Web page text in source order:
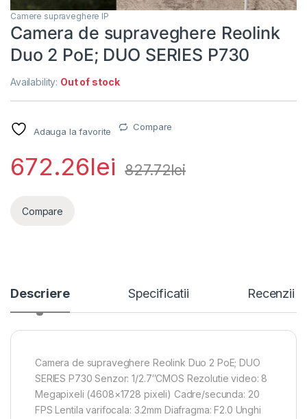
Camere supraveghere IP
Camera de supraveghere Reolink
Duo 2 PoE; DUO SERIES P730
Availability: Out of stock
Adauga la favorite Compare
672.26lei 827.72lei
Compare
Descriere Specificatii Recenzii
Camera de supraveghere Reolink Duo 2 PoE; DUO
SERIES P730 Senzor: 1/2.7″CMOS Rezolutie video: 8
Megapixeli (4608×1728 pixeli) Cadre/secunda: 20
FPS Lentila varifocala: 3.2mm Diafragma: F2.0 Unghi